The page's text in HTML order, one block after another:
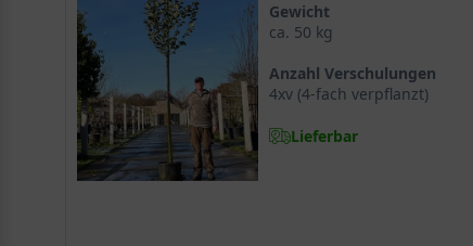
Gewicht
ca. 50 kg
Anzahl Verschulungen
4xv (4-fach verpflanzt)
Lieferbar